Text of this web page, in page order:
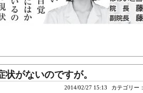
がないのですが。
2014/02/27 15:13 カテゴリー：